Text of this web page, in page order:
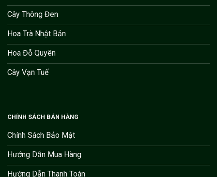
Cây Thông Đen
Hoa Trà Nhật Bản
Hoa Đỗ Quyên
Cây Vạn Tuế
CHÍNH SÁCH BÁN HÀNG
Chính Sách Bảo Mật
Hướng Dẫn Mua Hàng
Hướng Dẫn Thanh Toán